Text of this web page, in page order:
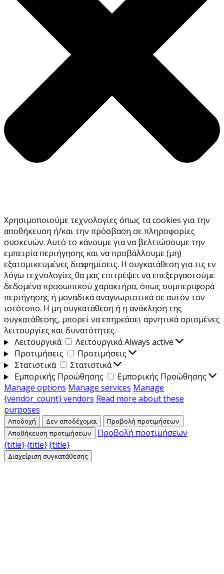
Χρησιμοποιούμε τεχνολογίες όπως τα cookies για την
αποθήκευση ή/και την πρόσβαση σε πληροφορίες
συσκευών. Αυτό το κάνουμε για να βελτιώσουμε την
εμπειρία περιήγησης και να προβάλλουμε (μη)
εξατομικευμένες διαφημίσεις. Η συγκατάθεση για τις εν
λόγω τεχνολογίες θα μας επιτρέψει να επεξεργαστούμε
δεδομένα προσωπικού χαρακτήρα, όπως συμπεριφορά
περιήγησης ή μοναδικά αναγνωριστικά σε αυτόν τον
ιστότοπο. Η μη συγκατάθεση ή η ανάκληση της
συγκατάθεσης, μπορεί να επηρεάσει αρνητικά ορισμένες
λειτουργίες και δυνατότητες.
Λειτουργικά
ΛειτουργικάAlways active
Προτιμήσεις
Προτιμήσεις
Στατιστικά
Στατιστικά
Εμπορικής Προώθησης
Εμπορικής Προώθησης
Manage options Manage services Manage
{vendor_count} vendors Read more about these
purposes
Αποδοχή Δεν αποδέχομαι
Προβολή προτιμήσεων
Αποθήκευση προτιμήσεων
Προβολή προτιμήσεων
{title}{title}{title}
Διαχείριση συγκατάθεσης